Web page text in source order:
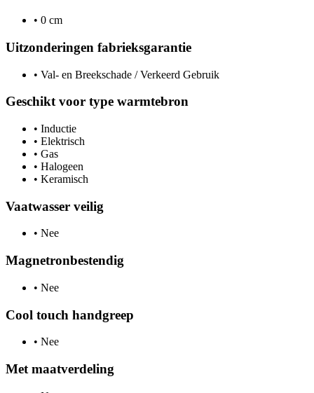
• 0 cm
Uitzonderingen fabrieksgarantie
• Val- en Breekschade / Verkeerd Gebruik
Geschikt voor type warmtebron
• Inductie
• Elektrisch
• Gas
• Halogeen
• Keramisch
Vaatwasser veilig
• Nee
Magnetronbestendig
• Nee
Cool touch handgreep
• Nee
Met maatverdeling